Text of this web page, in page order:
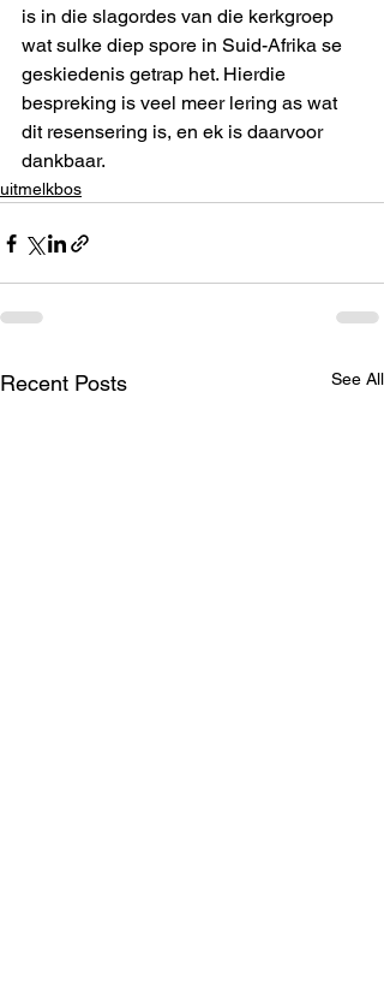
is in die slagordes van die kerkgroep
wat sulke diep spore in Suid-Afrika se
geskiedenis getrap het. Hierdie
bespreking is veel meer lering as wat
dit resensering is, en ek is daarvoor
dankbaar.
uitmelkbos
Recent Posts See All